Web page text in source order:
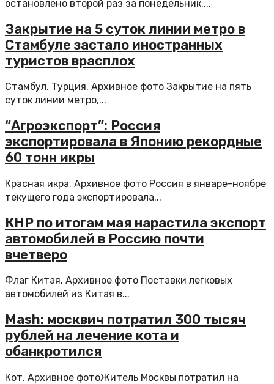
остановлено второй раз за понедельник,...
Закрытие на 5 суток линии метро в
Стамбуле застало иностранных
туристов врасплох
Стамбул, Турция. Архивное фото Закрытие на пять
суток линии метро,...
“Агроэкспорт”: Россия
экспортировала в Японию рекордные
60 тонн икры
Красная икра. Архивное фото Россия в январе-ноябре
текущего года экспортировала...
КНР по итогам мая нарастила экспорт
автомобилей в Россию почти
вчетверо
Флаг Китая. Архивное фото Поставки легковых
автомобилей из Китая в...
Mash: москвич потратил 300 тысяч
рублей на лечение кота и
обанкротился
Кот. Архивное фотоЖитель Москвы потратил на